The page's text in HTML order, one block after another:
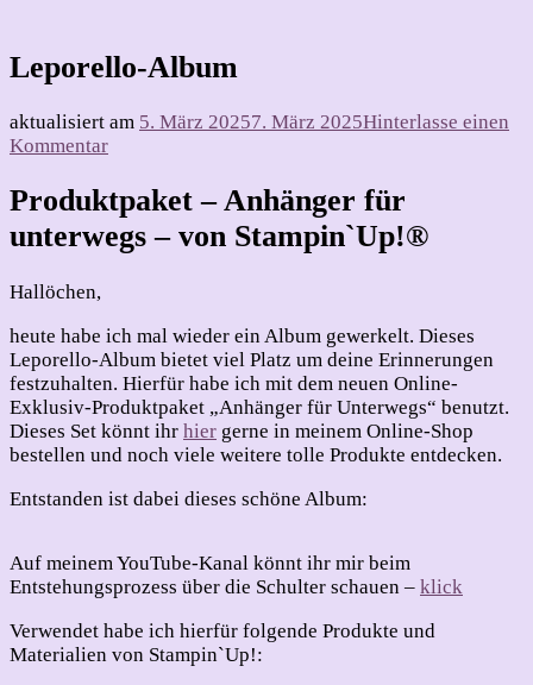
Leporello-Album
aktualisiert am 5. März 20257. März 2025Hinterlasse einen
Kommentarzu
Album
Produktpaket – Anhänger für
unterwegs – von Stampin`Up!®
Hallöchen,
heute habe ich mal wieder ein Album gewerkelt. Dieses
Leporello-Album bietet viel Platz um deine Erinnerungen
festzuhalten. Hierfür habe ich mit dem neuen Online-
Exklusiv-Produktpaket „Anhänger für Unterwegs“ benutzt.
Dieses Set könnt ihr hier gerne in meinem Online-Shop
bestellen und noch viele weitere tolle Produkte entdecken.
Entstanden ist dabei dieses schöne Album:
Auf meinem YouTube-Kanal könnt ihr mir beim
Entstehungsprozess über die Schulter schauen – klick
Verwendet habe ich hierfür folgende Produkte und
Materialien von Stampin`Up!: